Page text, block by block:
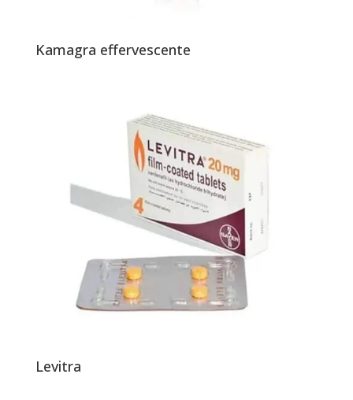
Kamagra effervescente
Levitra